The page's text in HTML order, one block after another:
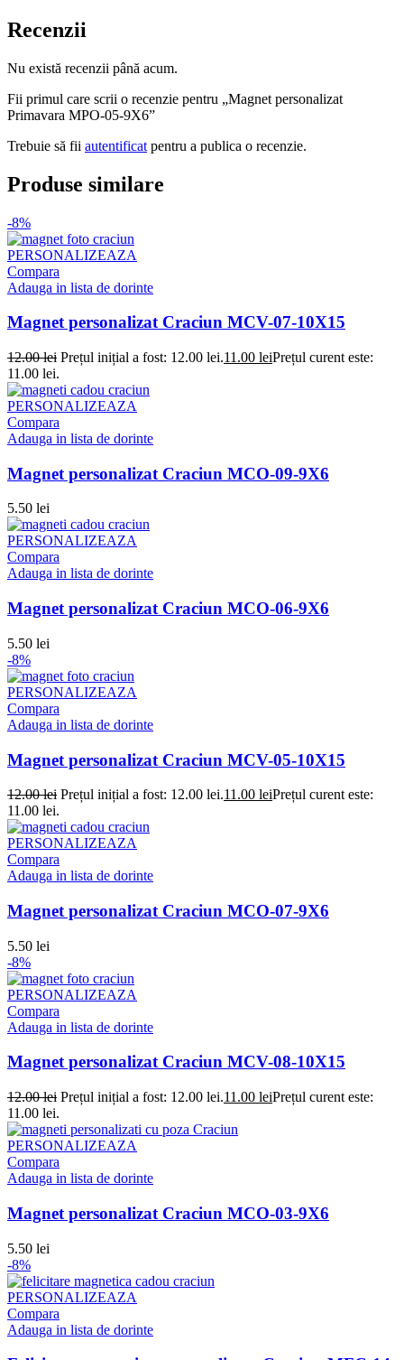
Recenzii
Nu există recenzii până acum.
Fii primul care scrii o recenzie pentru „Magnet personalizat
Primavara MPO-05-9X6”
Trebuie să fii autentificat pentru a publica o recenzie.
Produse similare
-8%
PERSONALIZEAZA
Compara
Adauga in lista de dorinte
Magnet personalizat Craciun MCV-07-10X15
12.00lei Prețul inițial a fost: 12.00 lei.11.00 leiPrețul curent este:
11.00 lei.
PERSONALIZEAZA
Compara
Adauga in lista de dorinte
Magnet personalizat Craciun MCO-09-9X6
5.50 lei
PERSONALIZEAZA
Compara
Adauga in lista de dorinte
Magnet personalizat Craciun MCO-06-9X6
5.50 lei
-8%
PERSONALIZEAZA
Compara
Adauga in lista de dorinte
Magnet personalizat Craciun MCV-05-10X15
12.00lei Prețul inițial a fost: 12.00 lei.11.00 leiPrețul curent este:
11.00 lei.
PERSONALIZEAZA
Compara
Adauga in lista de dorinte
Magnet personalizat Craciun MCO-07-9X6
5.50 lei
-8%
PERSONALIZEAZA
Compara
Adauga in lista de dorinte
Magnet personalizat Craciun MCV-08-10X15
12.00lei Prețul inițial a fost: 12.00 lei.11.00 leiPrețul curent este:
11.00 lei.
PERSONALIZEAZA
Compara
Adauga in lista de dorinte
Magnet personalizat Craciun MCO-03-9X6
5.50 lei
-8%
PERSONALIZEAZA
Compara
Adauga in lista de dorinte